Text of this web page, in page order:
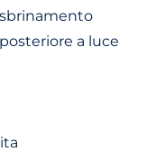
a luce